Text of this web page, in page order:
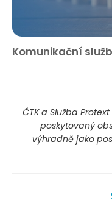
Komunikační
ČTK a Služba
poskytovaný
výhradně jako